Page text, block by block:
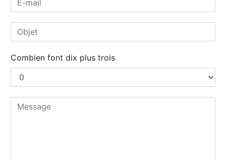
Combien font dix plus trois